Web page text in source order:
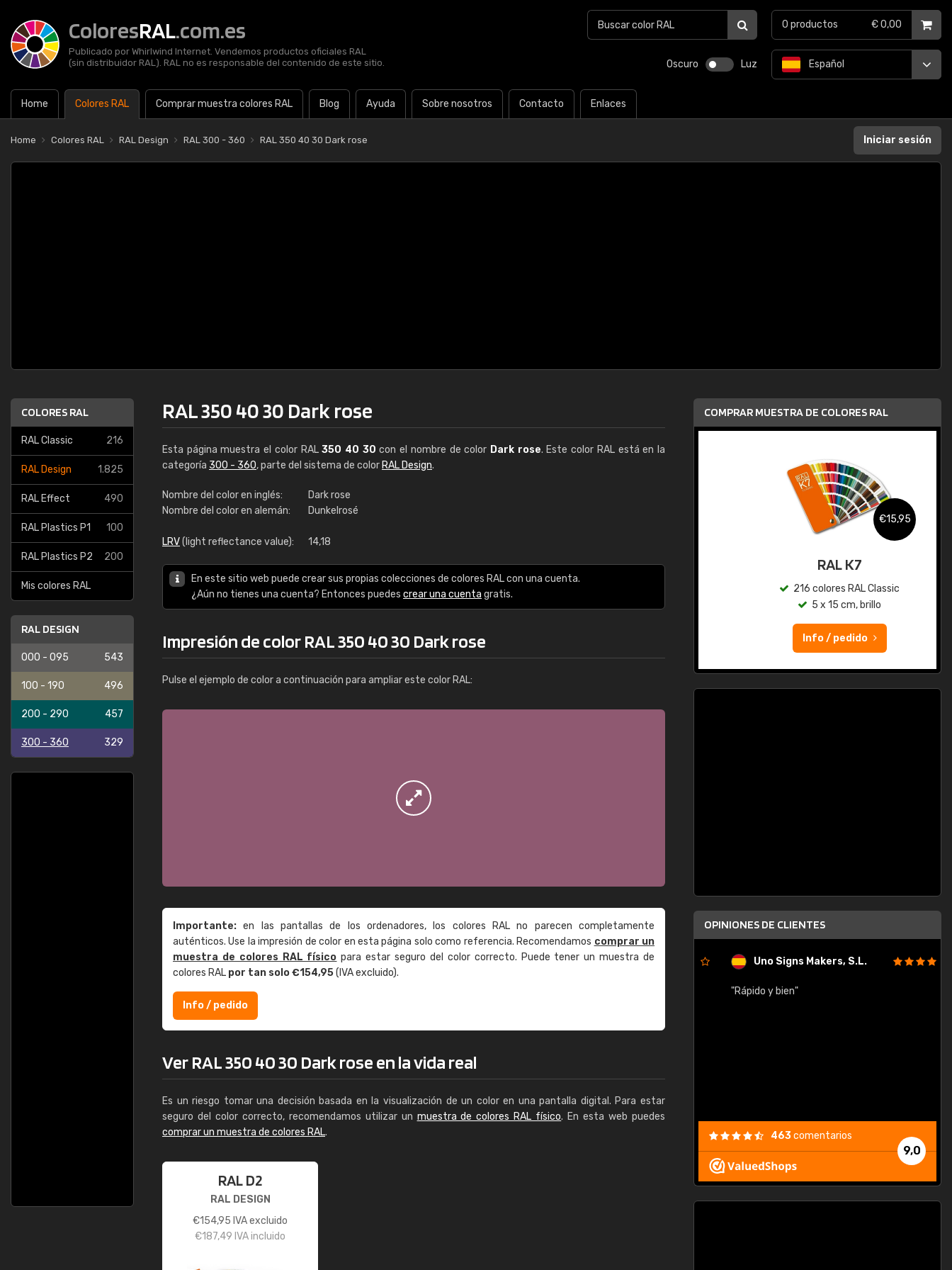
ColoresRAL.com.es
Publicado por Whirlwind Internet. Vendemos productos oficiales RAL
(sin distribuidor RAL). RAL no es responsable del contenido de este sitio.
Oscuro Luz
Home Colores RAL Comprar muestra colores RAL Blog Ayuda Sobre nosotros Contacto Enlaces
Español
0 productos € 0,00
Home Colores RAL RAL Design RAL 300 - 360 RAL 350 40 30 Dark rose Iniciar sesión
COLORES RAL
RAL Classic 216
RAL Design 1.825
RAL Effect 490
RAL Plastics P1 100
RAL Plastics P2 200
Mis colores RAL
RAL DESIGN
000 - 095 543
100 - 190 496
200 - 290 457
300 - 360 329
RAL 350 40 30 Dark rose
Esta página muestra el color RAL350 40 30 con el nombre de color Dark rose. Este color RAL está en la
categoría 300 - 360, parte del sistema de color RAL Design.
Nombre del color en inglés:
Dark rose
Nombre del color en alemán:
Dunkelrosé
LRV(light reflectance value): 14,18
En este sitio web puede crear sus propias colecciones de colores RAL con una cuenta.
¿Aún no tienes una cuenta? Entonces puedes crear una cuenta gratis.
Impresión de color RAL 350 40 30 Dark rose
Pulse el ejemplo de color a continuación para ampliar este color RAL:
Importante: en las pantallas de los ordenadores, los colores RAL no parecen completamente
auténticos. Use la impresión de color en esta página solo como referencia. Recomendamos comprar un
muestra de colores RAL físico para estar seguro del color correcto. Puede tener un muestra de
colores RAL por tan solo €154,95(IVA excluido).
Info / pedido
Ver RAL 350 40 30 Dark rose en la vida real
Es un riesgo tomar una decisión basada en la visualización de un color en una pantalla digital. Para estar
seguro del color correcto, recomendamos utilizar un muestra de colores RAL físico. En esta web puedes
comprar un muestra de colores RAL.
RAL D2
RAL DESIGN
€154,95 IVA excluido
€187,49 IVA incluido
COMPRAR MUESTRA DE COLORES RAL
RAL K7 a base de agua
€15,95
RAL K7
216 colores RAL Classic
5 x 15 cm, brillo
Info / pedido
OPINIONES DE CLIENTES
Enrique Uno Signs Makers, S.L.
"Rápido y bien"
9,0
463comentarios